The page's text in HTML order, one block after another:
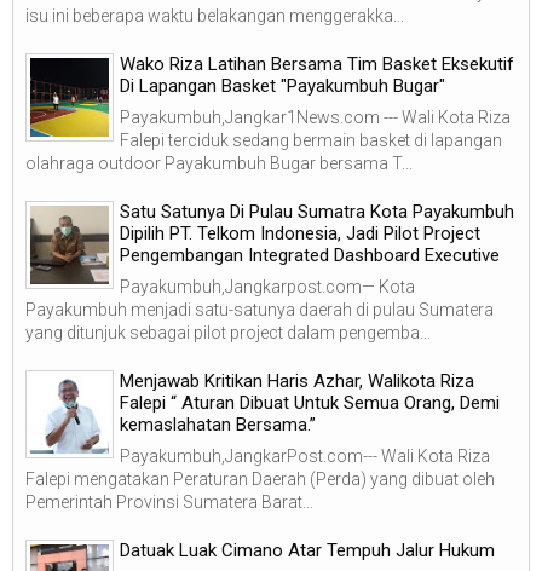
isu ini beberapa waktu belakangan menggerakka...
Wako Riza Latihan Bersama Tim Basket Eksekutif
Di Lapangan Basket "Payakumbuh Bugar"
Payakumbuh,Jangkar1News.com --- Wali Kota Riza
Falepi terciduk sedang bermain basket di lapangan
olahraga outdoor Payakumbuh Bugar bersama T...
Satu Satunya Di Pulau Sumatra Kota Payakumbuh
Dipilih PT. Telkom Indonesia, Jadi Pilot Project
Pengembangan Integrated Dashboard Executive
Payakumbuh,Jangkarpost.com— Kota
Payakumbuh menjadi satu-satunya daerah di pulau Sumatera
yang ditunjuk sebagai pilot project dalam pengemba...
Menjawab Kritikan Haris Azhar, Walikota Riza
Falepi “ Aturan Dibuat Untuk Semua Orang, Demi
kemaslahatan Bersama.”
Payakumbuh,JangkarPost.com--- Wali Kota Riza
Falepi mengatakan Peraturan Daerah (Perda) yang dibuat oleh
Pemerintah Provinsi Sumatera Barat...
Datuak Luak Cimano Atar Tempuh Jalur Hukum